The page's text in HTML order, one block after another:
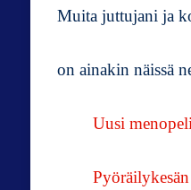
Muita juttujani ja
on ainakin näissä
Uusi
Pyöräilykesän